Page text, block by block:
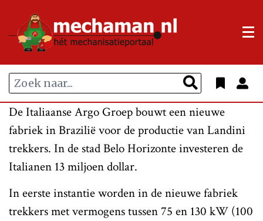
De Italiaanse Argo Groep bouwt een nieuwe
fabriek in Brazilië voor de productie van Landini
trekkers. In de stad Belo Horizonte investeren de
Italianen 13 miljoen dollar.
In eerste instantie worden in de nieuwe fabriek
trekkers met vermogens tussen 75 en 130 kW (100